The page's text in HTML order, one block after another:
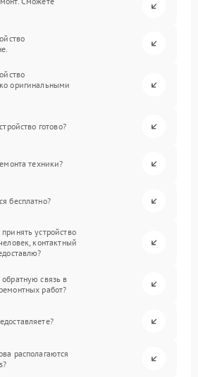
оригинальными
готово?
техники?
бесплатно?
устройство
контактный
связь в
работ?
располагаются